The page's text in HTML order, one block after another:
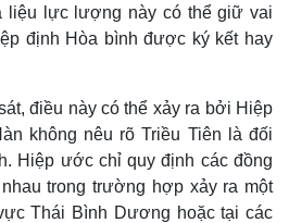
liệu lực lượng này có thể giữ vai
định Hòa bình được ký kết hay
điều này có thể xảy ra bởi Hiệp
không nêu rõ Triều Tiên là đối
Hiệp ước chỉ quy định các đồng
trong trường hợp xảy ra một
Thái Bình Dương hoặc tại các